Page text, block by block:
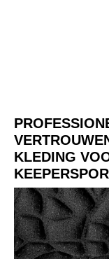
KLEDING